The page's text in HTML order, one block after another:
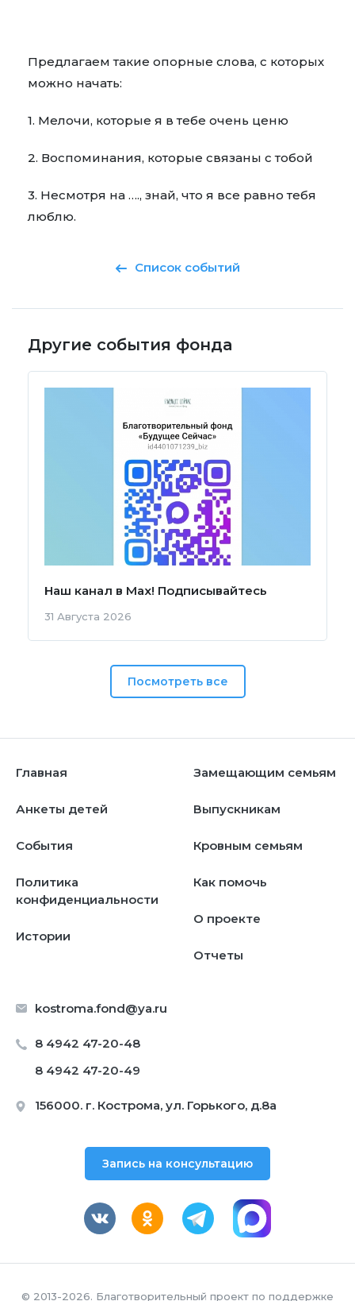
Предлагаем такие опорные слова, с которых
можно начать:
1. Мелочи, которые я в тебе очень ценю
2. Воспоминания, которые связаны с тобой
3. Несмотря на …., знай, что я все равно тебя
люблю.
Список событий
Другие события фонда
Наш канал в Мах! Подписывайтесь
31 Августа 2026
Посмотреть все
kostroma.fond@ya.ru
8 4942 47-20-48
8 4942 47-20-49
156000. г. Кострома, ул. Горького, д.8а
Главная
Анкеты детей
События
Политика
конфиденциальности
Истории
Замещающим семьям
Выпускникам
Кровным семьям
Как помочь
О проекте
Отчеты
Запись на консультацию
© 2013-2026. Благотворительный проект по поддержке